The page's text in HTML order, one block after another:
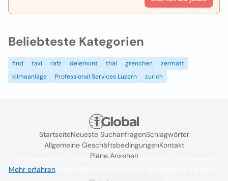
Beliebteste Kategorien
find taxi rafz delemont thal grenchen
zermatt
klimaanlage
Professional Services Luzern zurich
StartseiteNeueste SuchanfragenSchlagwörter
Allgemeine GeschäftsbedingungenKontakt
Pläne Ansehen
Wir verwenden Cookies, um das Nutzererlebnis zu verbessern
Mehr erfahren